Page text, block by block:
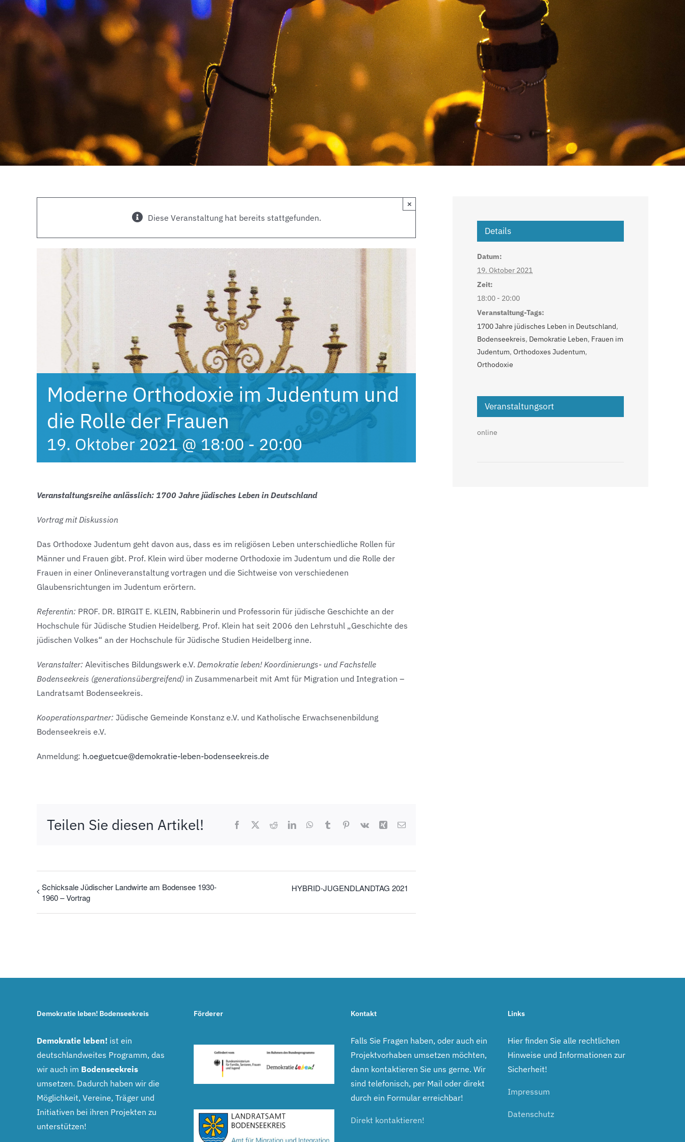
Diese Veranstaltung hat bereits stattgefunden.
×
Moderne Orthodoxie im Judentum und
die Rolle der Frauen
19. Oktober 2021 @ 18:00-20:00
Veranstaltungsreihe anlässlich: 1700 Jahre jüdisches Leben in Deutschland
Vortrag mit Diskussion
Das Orthodoxe Judentum geht davon aus, dass es im religiösen Leben unterschiedliche Rollen für
Männer und Frauen gibt. Prof. Klein wird über moderne Orthodoxie im Judentum und die Rolle der
Frauen in einer Onlineveranstaltung vortragen und die Sichtweise von verschiedenen
Glaubensrichtungen im Judentum erörtern.
Referentin: PROF. DR. BIRGIT E. KLEIN, Rabbinerin und Professorin für jüdische Geschichte an der
Hochschule für Jüdische Studien Heidelberg. Prof. Klein hat seit 2006 den Lehrstuhl „Geschichte des
jüdischen Volkes“ an der Hochschule für Jüdische Studien Heidelberg inne.
Veranstalter: Alevitisches Bildungswerk e.V. Demokratie leben! Koordinierungs- und Fachstelle
Bodenseekreis (generationsübergreifend) in Zusammenarbeit mit Amt für Migration und Integration –
Landratsamt Bodenseekreis.
Kooperationspartner: Jüdische Gemeinde Konstanz e.V. und Katholische Erwachsenenbildung
Bodenseekreis e.V.
Anmeldung: h.oeguetcue@demokratie-leben-bodenseekreis.de
Teilen Sie diesen Artikel! Facebook RedditLinkedInWhatsApp
Tumblr Pinterest
Vk Xing E-
Schicksale Jüdischer Landwirte am Bodensee 1930-
1960 – Vortrag
HYBRID-JUGENDLANDTAG 2021
Details
Datum:
19. Oktober 2021
Zeit:
18:00 - 20:00
Veranstaltung-Tags:
1700 Jahre jüdisches Leben in Deutschland,
Bodenseekreis, Demokratie Leben, Frauen im
Judentum, Orthodoxes Judentum,
Orthodoxie
Veranstaltungsort
online
Demokratie leben! Bodenseekreis
Demokratie leben! ist ein
deutschlandweites Programm, das
wir auch im Bodenseekreis
umsetzen. Dadurch haben wir die
Möglichkeit, Vereine, Träger und
Initiativen bei ihren Projekten zu
unterstützen!
Förderer Kontakt
Falls Sie Fragen haben, oder auch ein
Projektvorhaben umsetzen möchten,
dann kontaktieren Sie uns gerne. Wir
sind telefonisch, per Mail oder direkt
durch ein Formular erreichbar!
Direkt kontaktieren!
Links
Hier finden Sie alle rechtlichen
Hinweise und Informationen zur
Sicherheit!
Impressum
Datenschutz